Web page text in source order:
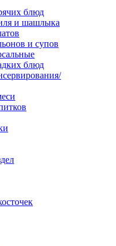
блюд
и шашлыка
и супов
блюд